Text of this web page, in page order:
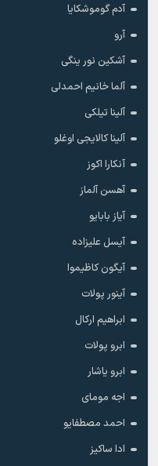
آدم گوموشکایا
آرو
آشکین نور ینگی
آلما خانیم احمدلی
آلینا تیلکی
آلینا کالایجی اوغلو
آنکارا اکوز
آهسن آلماز
آیاز بابایو
آیسل علیزاده
آیگون کاظیموا
آینور پولات
ابراهیم ارکال
ابرو پولات
ابرو یاشار
اجه مومای
احمد مصطفایو
ادا ساکیز